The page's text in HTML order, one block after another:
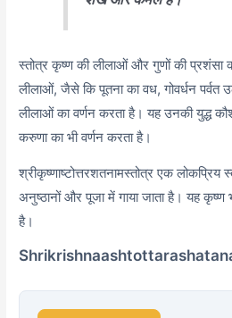
स्तोत्र कृष्ण की लीलाओं और गुणों की
लीलाओं, जैसे कि पूतना का वध, गोवर्धन पर्वत
लीलाओं का वर्णन करता है। यह उनकी युद्ध
करुणा का भी वर्णन करता है।
श्रीकृष्णाष्टोत्तरशतनामस्तोत्र एक
अनुष्ठानों और पूजा में गाया जाता है। यह कृष्ण
है।